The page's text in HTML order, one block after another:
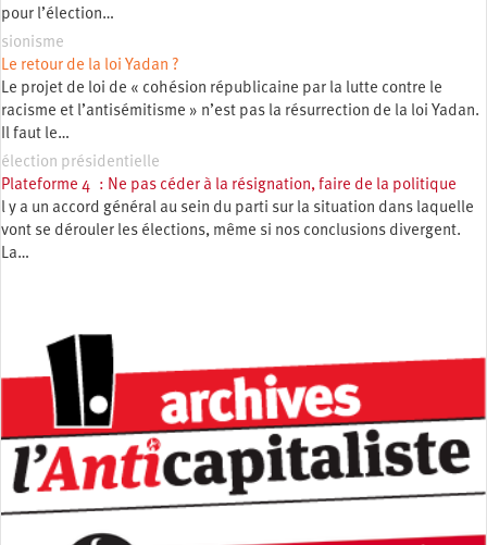
pour l’élection…
sionisme
Le retour de la loi Yadan ?
Le projet de loi de « cohésion républicaine par la lutte contre le
racisme et l’antisémitisme » n’est pas la résurrection de la loi Yadan.
Il faut le…
élection présidentielle
Plateforme 4 : Ne pas céder à la résignation, faire de la politique
l y a un accord général au sein du parti sur la situation dans laquelle
vont se dérouler les élections, même si nos conclusions divergent.
La…